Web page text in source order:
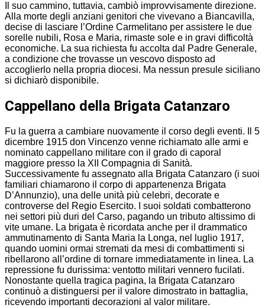
Il suo cammino, tuttavia, cambiò improvvisamente direzione.
Alla morte degli anziani genitori che vivevano a Biancavilla,
decise di lasciare l’Ordine Carmelitano per assistere le due
sorelle nubili, Rosa e Maria, rimaste sole e in gravi difficoltà
economiche. La sua richiesta fu accolta dal Padre Generale,
a condizione che trovasse un vescovo disposto ad
accoglierlo nella propria diocesi. Ma nessun presule siciliano
si dichiarò disponibile.
Cappellano della Brigata Catanzaro
Fu la guerra a cambiare nuovamente il corso degli eventi. Il 5
dicembre 1915 don Vincenzo venne richiamato alle armi e
nominato cappellano militare con il grado di caporal
maggiore presso la XII Compagnia di Sanità.
Successivamente fu assegnato alla Brigata Catanzaro (i suoi
familiari chiamarono il corpo di appartenenza Brigata
D’Annunzio), una delle unità più celebri, decorate e
controverse del Regio Esercito. I suoi soldati combatterono
nei settori più duri del Carso, pagando un tributo altissimo di
vite umane. La brigata è ricordata anche per il drammatico
ammutinamento di Santa Maria la Longa, nel luglio 1917,
quando uomini ormai stremati da mesi di combattimenti si
ribellarono all’ordine di tornare immediatamente in linea. La
repressione fu durissima: ventotto militari vennero fucilati.
Nonostante quella tragica pagina, la Brigata Catanzaro
continuò a distinguersi per il valore dimostrato in battaglia,
ricevendo importanti decorazioni al valor militare.